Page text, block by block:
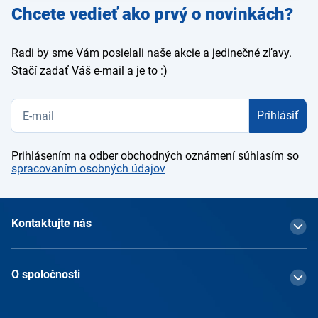
Zadajte
e-mail
Chcete vedieť ako prvý o novinkách?
Radi by sme Vám posielali naše akcie a jedinečné zľavy.
Stačí zadať Váš e-mail a je to :)
Prihlásiť
Prihlásením na odber obchodných oznámení súhlasím so
spracovaním osobných údajov
Kontaktujte nás
O spoločnosti